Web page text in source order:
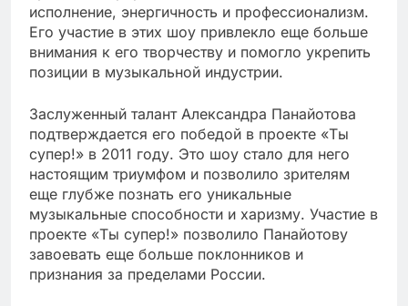
исполнение, энергичность и профессионализм.
Его участие в этих шоу привлекло еще больше
внимания к его творчеству и помогло укрепить
позиции в музыкальной индустрии.
Заслуженный талант Александра Панайотова
подтверждается его победой в проекте «Ты
супер!» в 2011 году. Это шоу стало для него
настоящим триумфом и позволило зрителям
еще глубже познать его уникальные
музыкальные способности и харизму. Участие в
проекте «Ты супер!» позволило Панайотову
завоевать еще больше поклонников и
признания за пределами России.